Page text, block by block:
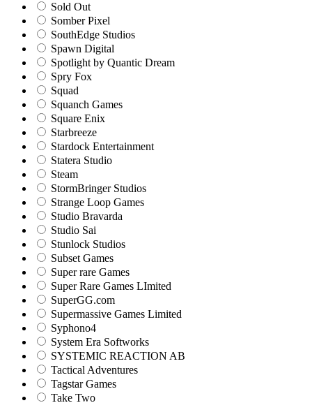
Sold Out
Somber Pixel
SouthEdge Studios
Spawn Digital
Spotlight by Quantic Dream
Spry Fox
Squad
Squanch Games
Square Enix
Starbreeze
Stardock Entertainment
Statera Studio
Steam
StormBringer Studios
Strange Loop Games
Studio Bravarda
Studio Sai
Stunlock Studios
Subset Games
Super rare Games
Super Rare Games LImited
SuperGG.com
Supermassive Games Limited
Syphono4
System Era Softworks
SYSTEMIC REACTION AB
Tactical Adventures
Tagstar Games
Take Two